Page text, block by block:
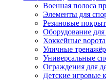
Военная полоса
Элементы для
Резиновые
Оборудование
Хоккейные ворота
Уличные
Универсальные
Ограждения для
Детские игровые